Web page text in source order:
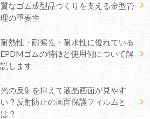
質なゴム成型品づくりを支える金型管
理の重要性
耐熱性・耐候性・耐水性に優れている
EPDMゴムの特徴と使用例について解
説します
光の反射を抑えて液晶画面が見やす
い？反射防止の画面保護フィルムと
は？